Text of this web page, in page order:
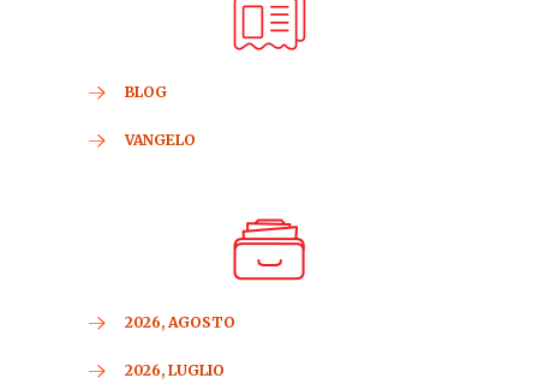
BLOG
VANGELO
2026, AGOSTO
2026, LUGLIO